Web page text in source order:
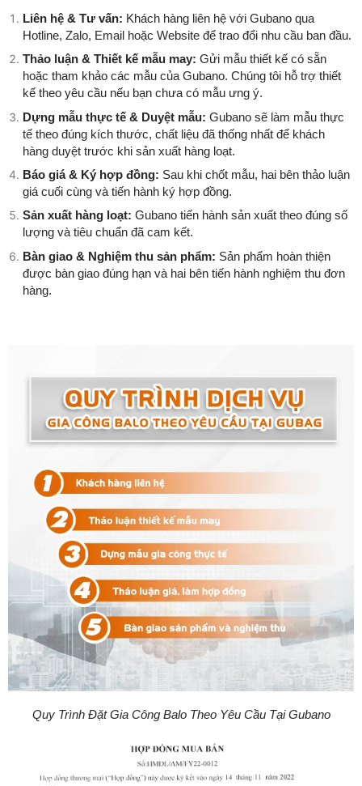
Liên hệ & Tư vấn: Khách hàng liên hệ với Gubano qua
Hotline, Zalo, Email hoặc Website để trao đổi nhu cầu ban đầu.
Thảo luận & Thiết kế mẫu may: Gửi mẫu thiết kế có sẵn
hoặc tham khảo các mẫu của Gubano. Chúng tôi hỗ trợ thiết
kế theo yêu cầu nếu bạn chưa có mẫu ưng ý.
Dựng mẫu thực tế & Duyệt mẫu: Gubano sẽ làm mẫu thực
tế theo đúng kích thước, chất liệu đã thống nhất để khách
hàng duyệt trước khi sản xuất hàng loạt.
Báo giá & Ký hợp đồng: Sau khi chốt mẫu, hai bên thảo luận
giá cuối cùng và tiến hành ký hợp đồng.
Sản xuất hàng loạt: Gubano tiến hành sản xuất theo đúng số
lượng và tiêu chuẩn đã cam kết.
Bàn giao & Nghiệm thu sản phẩm: Sản phẩm hoàn thiện
được bàn giao đúng hạn và hai bên tiến hành nghiệm thu đơn
hàng.
Quy Trình Đặt Gia Công Balo Theo Yêu Cầu Tại Gubano